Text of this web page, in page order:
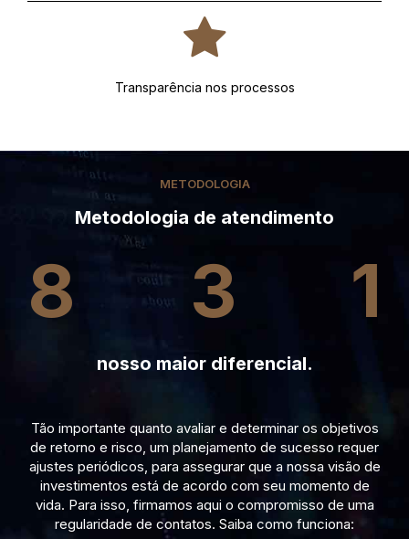
Transparência nos processos
METODOLOGIA
Metodologia de atendimento
8 3 1
nosso maior diferencial.
Tão importante quanto avaliar e determinar os objetivos
de retorno e risco, um planejamento de sucesso requer
ajustes periódicos, para assegurar que a nossa visão de
investimentos está de acordo com seu momento de
vida. Para isso, firmamos aqui o compromisso de uma
regularidade de contatos. Saiba como funciona: